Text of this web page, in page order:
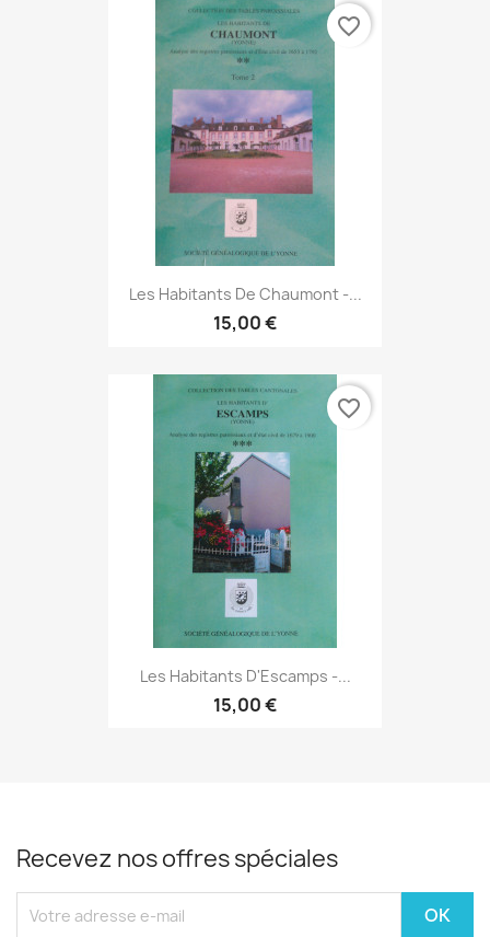
Les Habitants De Chaumont -...
15,00 €
favorite_border
Les Habitants D'Escamps -...
15,00 €
favorite_border
Recevez nos offres spéciales